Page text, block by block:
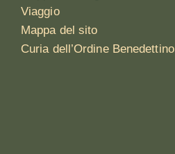
Viaggio
Mappa del sito
Curia dell’Ordine Benedettino